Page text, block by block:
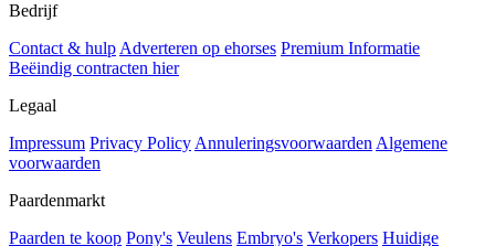
Bedrijf
Contact & hulp Adverteren op ehorses Premium Informatie
Beëindig contracten hier
Legaal
Impressum Privacy Policy Annuleringsvoorwaarden Algemene
voorwaarden
Paardenmarkt
Paarden te koop Pony's Veulens Embryo's Verkopers Huidige